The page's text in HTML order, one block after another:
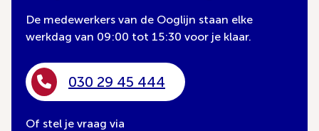
De medewerkers van de Ooglijn staan elke
werkdag van 09:00 tot 15:30 voor je klaar.
030 29 45 444
Of stel je vraag via